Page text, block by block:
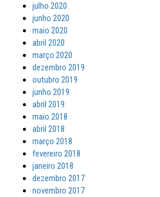
julho 2020
junho 2020
maio 2020
abril 2020
março 2020
dezembro 2019
outubro 2019
junho 2019
abril 2019
maio 2018
abril 2018
março 2018
fevereiro 2018
janeiro 2018
dezembro 2017
novembro 2017